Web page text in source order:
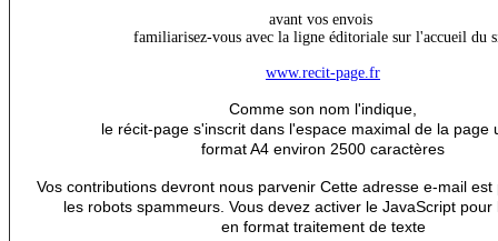
avant vos envois
familiarisez-vous avec la ligne éditoriale sur l'accueil du
www.recit-page.fr
Comme son nom l'indique,
le récit-page s'inscrit dans l'espace maximal de la page
format A4 environ 2500 caractères
Vos contributions devront nous parvenir Cette adresse e-mail
les robots spammeurs. Vous devez activer le JavaScript pour
en format traitement de texte